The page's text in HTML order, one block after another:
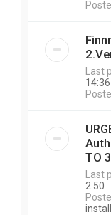
Last
14:36
TO
Last
2:50